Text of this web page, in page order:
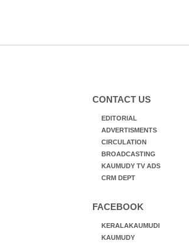
CONTACT US
EDITORIAL
ADVERTISMENTS
CIRCULATION
BROADCASTING
KAUMUDY TV ADS
CRM DEPT
FACEBOOK
KERALAKAUMUDI
KAUMUDY